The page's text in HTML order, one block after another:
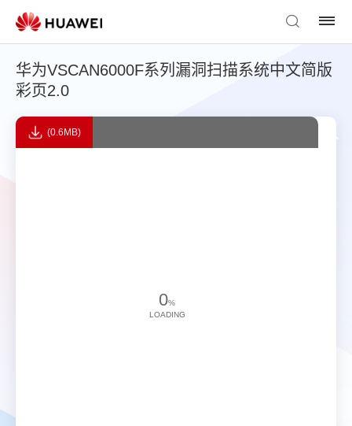
华为VSCAN6000F系列漏洞扫描系统中文简版
彩页2.0
(0.6MB)
0%
LOADING